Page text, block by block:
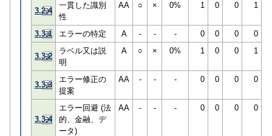
3.2.4
一貫した識別
性
AA ○ × 0% 1 0 0 1
3.3.1 エラーの特定 A - - - 0 0 0 0
3.3.2
ラベル又は説
明
A ○ × 0% 1 0 0 1
3.3.3
エラー修正の
提案
AA - - - 0 0 0 0
3.3.4
エラー回避 (法
的、金融、デ
ータ)
AA - - - 0 0 0 0